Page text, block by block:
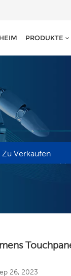
HEIM PRODUKTE
Verkaufen
26, 2023